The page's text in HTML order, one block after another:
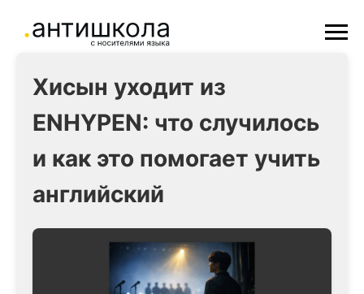
Хисын уходит из
ENHYPEN: что случилось
и как это помогает учить
английский